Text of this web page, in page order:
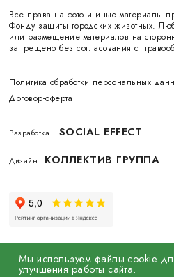
Все права на фото и иные материалы
Фонду защиты городских животных.
или размещение материалов на
запрещено без согласования с
Политика обработки персональных
Договор-оферта
Разработка SOCIAL EFFECT
Дизайн КОЛЛЕКТИВ ГРУППА
Мы используем файлы cookie
улучшения работы сайта.